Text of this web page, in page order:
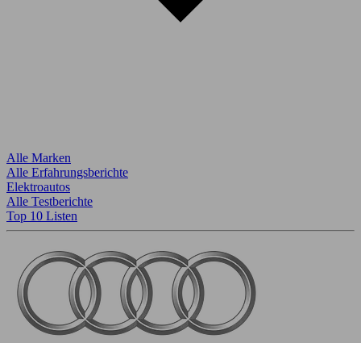
Alle Marken
Alle Erfahrungsberichte
Elektroautos
Alle Testberichte
Top 10 Listen